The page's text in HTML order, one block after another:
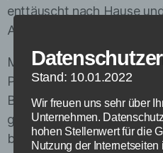
enttäuscht nach Hause
Abo zu kündigen.
Manche Unternehmen
Problem, dass vorhandene
Bindung des Tickets auf
gegeben ist oder
bestimmten Tag gebunden
Stand: 10.01.2022
Wir freuen uns sehr über
Unternehmen.
hohen Stellenwert für die
Nutzung der